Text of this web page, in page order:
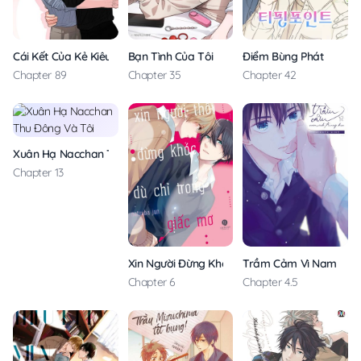
Cái Kết Của Kẻ Kiêu Ngạo
Chapter 89
Bạn Tình Của Tôi
Chapter 35
Điểm Bùng Phát
Chapter 42
Xuân Hạ Nacchan Thu Đông Và Tôi
Chapter 13
Xin Người Đừng Khóc Dù Chỉ Trong Giấc Mơ
Chapter 6
Trầm Cảm Vì Nam
Chapter 4.5